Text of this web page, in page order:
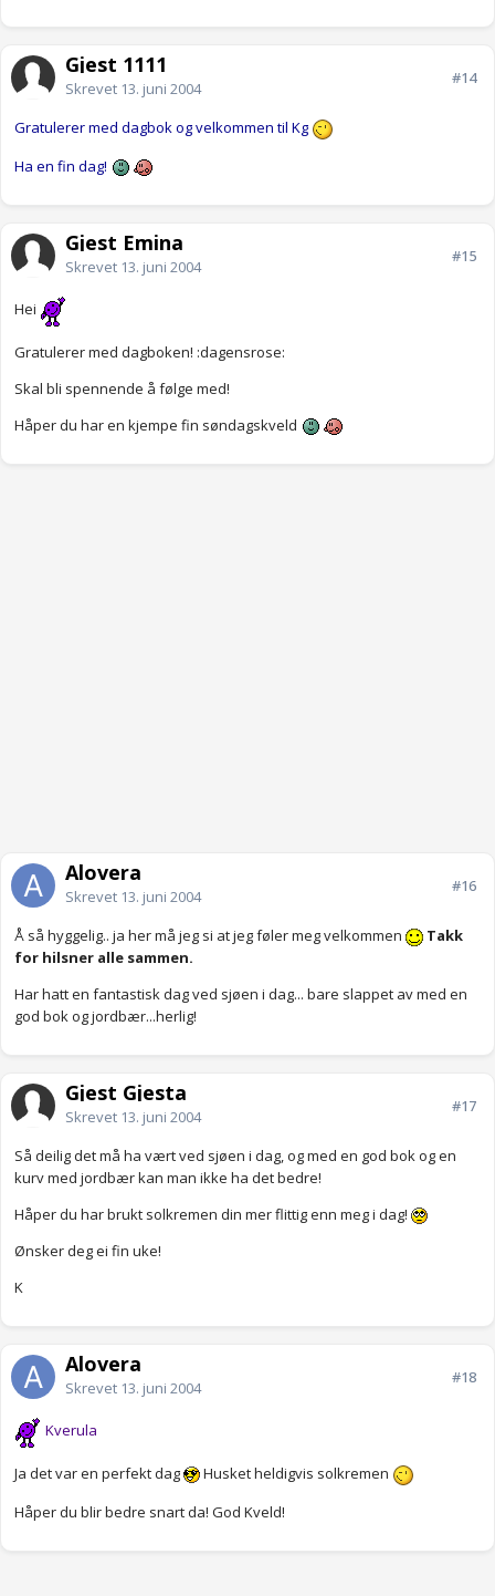
Gjest 1111
Skrevet 13. juni 2004
#14
Gratulerer med dagbok og velkommen til Kg
Ha en fin dag!
Gjest Emina
Skrevet 13. juni 2004
#15
Hei
Gratulerer med dagboken! :dagensrose:
Skal bli spennende å følge med!
Håper du har en kjempe fin søndagskveld
Alovera
Skrevet 13. juni 2004
#16
Å så hyggelig.. ja her må jeg si at jeg føler meg velkommen
Takk
for hilsner alle sammen.
Har hatt en fantastisk dag ved sjøen i dag... bare slappet av med en
god bok og jordbær...herlig!
Gjest Gjesta
Skrevet 13. juni 2004
#17
Så deilig det må ha vært ved sjøen i dag, og med en god bok og en
kurv med jordbær kan man ikke ha det bedre!
Håper du har brukt solkremen din mer flittig enn meg i dag!
Ønsker deg ei fin uke!
K
Alovera
Skrevet 13. juni 2004
#18
Kverula
Ja det var en perfekt dag
Husket heldigvis solkremen
Håper du blir bedre snart da! God Kveld!